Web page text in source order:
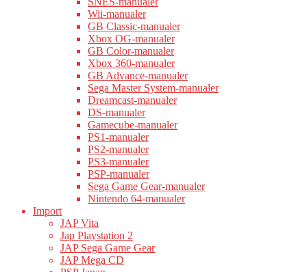
Wii-manualer
GB Classic-manualer
Xbox OG-manualer
GB Color-manualer
Xbox 360-manualer
GB Advance-manualer
Sega Master System-manualer
Dreamcast-manualer
DS-manualer
Gamecube-manualer
PS1-manualer
PS2-manualer
PS3-manualer
PSP-manualer
Sega Game Gear-manualer
Nintendo 64-manualer
Import
JAP Vita
Jap Playstation 2
JAP Sega Game Gear
JAP Mega CD